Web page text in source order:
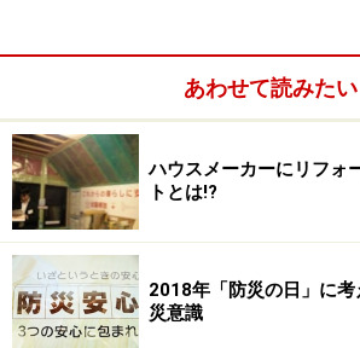
あわせて読みたい
ハウスメーカーにリフォ
トとは!?
2018年「防災の日」に
災意識